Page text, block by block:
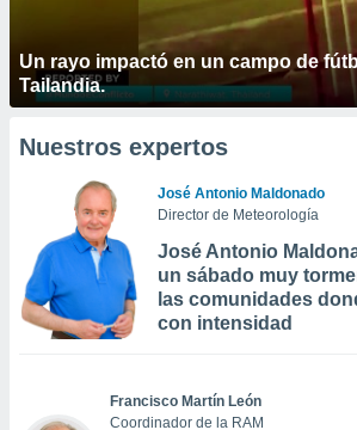
Un rayo impactó en un campo de
Tailandia.
Nuestros expertos
José Antonio Maldonado
Director de Meteorología
José Antonio
un sábado muy
las comunidades
con intensidad
Francisco Martín León
Coordinador de la RAM